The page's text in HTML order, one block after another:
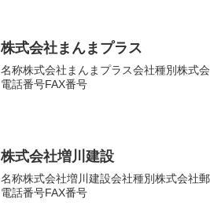
株式会社まんまプラス
名称株式会社まんまプラス会社種別株式
電話番号FAX番号
株式会社増川建設
名称株式会社増川建設会社種別株式会社
電話番号FAX番号